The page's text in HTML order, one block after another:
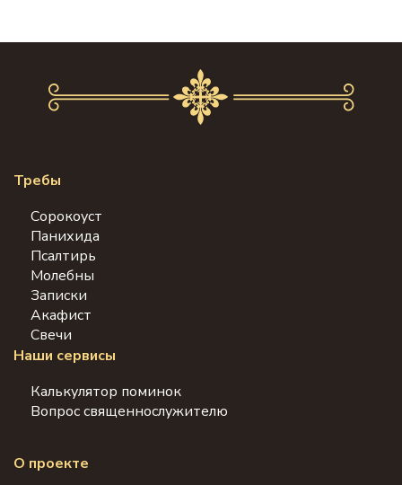
Требы
Сорокоуст
Панихида
Псалтирь
Молебны
Записки
Акафист
Свечи
Наши сервисы
Калькулятор поминок
Вопрос священнослужителю
О проекте